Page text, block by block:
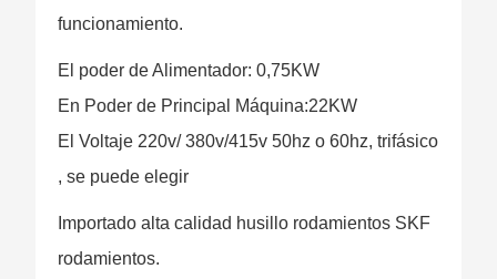
funcionamiento.
El poder de Alimentador: 0,75KW
En Poder de Principal Máquina:22KW
El Voltaje 220v/ 380v/415v 50hz o 60hz, trifásico
, se puede elegir
Importado alta calidad husillo rodamientos SKF
rodamientos.